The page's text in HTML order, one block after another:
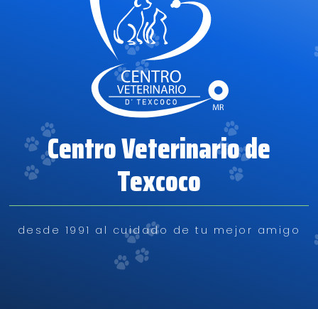
Centro Veterinario de
Texcoco
desde 1991 al cuidado de tu mejor amigo